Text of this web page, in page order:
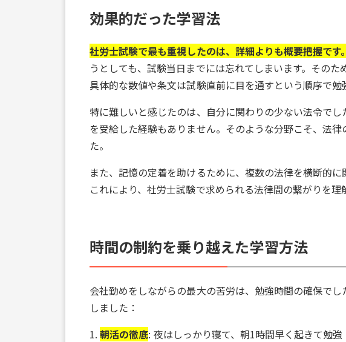
効果的だった学習法
社労士試験で最も重視したのは、詳細よりも概要把握です
うとしても、試験当日までには忘れてしまいます。そのた
具体的な数値や条文は試験直前に目を通すという順序で勉
特に難しいと感じたのは、自分に関わりの少ない法令で
を受給した経験もありません。そのような分野こそ、法
た。
また、記憶の定着を助けるために、複数の法律を横断的
これにより、社労士試験で求められる法律間の繋がりを理
時間の制約を乗り越えた学習方法
会社勤めをしながらの最大の苦労は、勉強時間の確保で
しました：
1.朝活の徹底: 夜はしっかり寝て、朝1時間早く起きて勉強